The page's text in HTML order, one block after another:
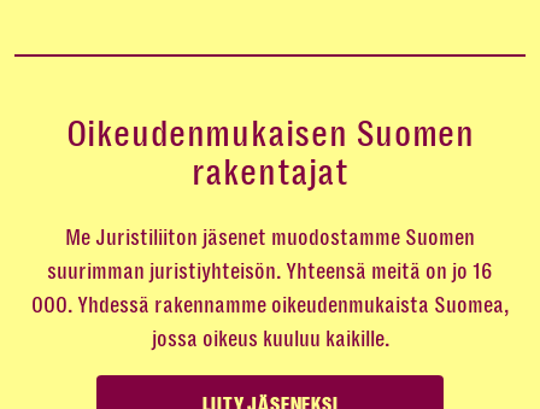
Oikeudenmukaisen Suomen
rakentajat
Me Juristiliiton jäsenet muodostamme Suomen
suurimman juristiyhteisön. Yhteensä meitä on jo 16
000. Yhdessä rakennamme oikeudenmukaista Suomea,
jossa oikeus kuuluu kaikille.